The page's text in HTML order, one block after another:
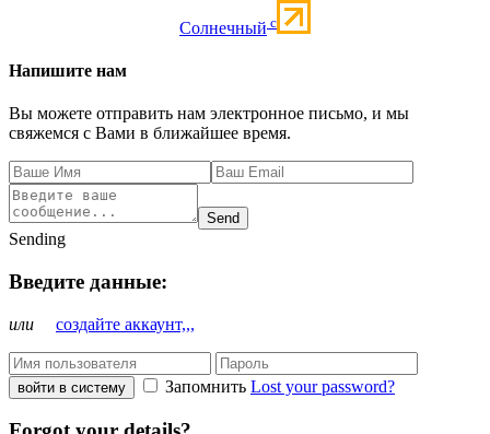
Солнечный c
Напишите нам
Вы можете отправить нам электронное письмо, и мы
свяжемся с Вами в ближайшее время.
Send
Sending
Введите данные:
или создайте аккаунт,,,
войти в систему Запомнить Lost your password?